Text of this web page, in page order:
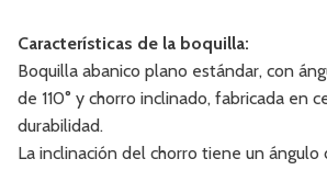
Características de la boquilla:
Boquilla abanico plano estándar, con
de 110° y chorro inclinado, fabricada en
durabilidad.
La inclinación del chorro tiene un ángulo